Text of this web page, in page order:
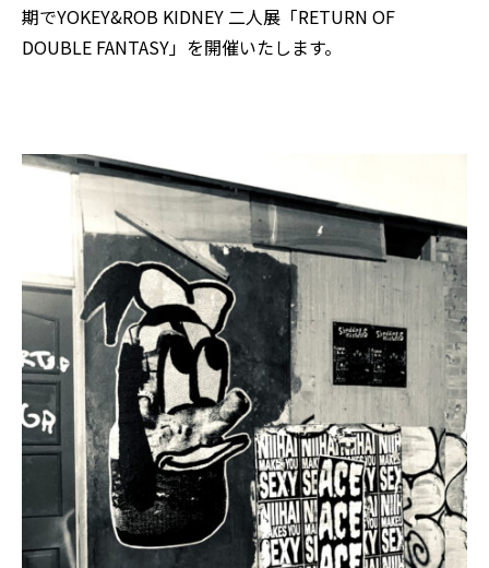
期でYOKEY&ROB KIDNEY 二人展「RETURN OF
DOUBLE FANTASY」を開催いたします。